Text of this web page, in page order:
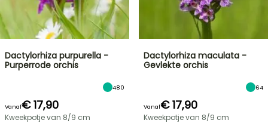
Dactylorhiza purpurella -
Purperrode orchis
480
Vanaf€ 17,90
Kweekpotje van 8/9 cm
Dactylorhiza maculata -
Gevlekte orchis
64
Vanaf€ 17,90
Kweekpotje van 8/9 cm